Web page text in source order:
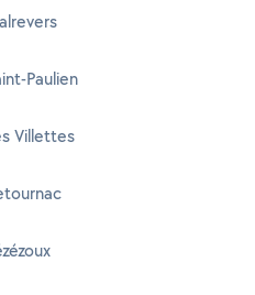
Paulien
Villettes